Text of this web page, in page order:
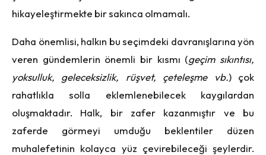
hikayeleştirmekte bir sakınca olmamalı.
Daha önemlisi, halkın bu seçimdeki davranışlarına yön
veren gündemlerin önemli bir kısmı (geçim sıkıntısı,
yoksulluk, geleceksizlik, rüşvet, çeteleşme vb.) çok
rahatlıkla solla eklemlenebilecek kaygılardan
oluşmaktadır. Halk, bir zafer kazanmıştır ve bu
zaferde görmeyi umduğu beklentiler düzen
muhalefetinin kolayca yüz çevirebileceği şeylerdir.